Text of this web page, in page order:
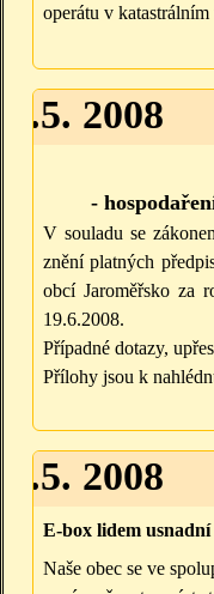
operátu v
2008
-
V souladu se
znění platných
obcí Jaroměřsko za
19.6.2008.
Případné dotazy,
Přílohy jsou k
2008
E-box lidem
Naše obec se ve